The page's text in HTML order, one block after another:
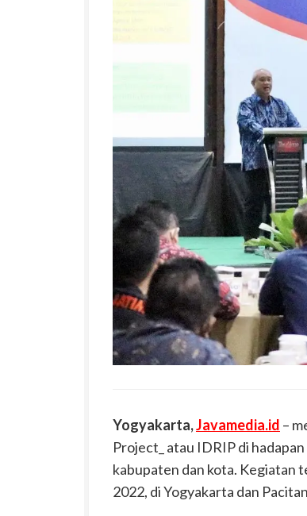
Yogyakarta,Javamedia.id –
Project_ atau IDRIP di
kabupaten dan kota. Kegiatan
2022, di Yogyakarta dan